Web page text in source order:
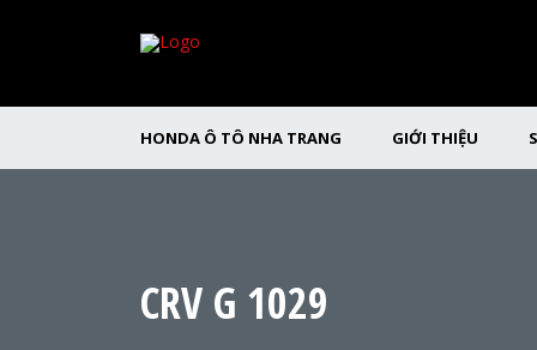
HONDA Ô TÔ NHA TRANG GIỚI THIỆU
CRV G 1029